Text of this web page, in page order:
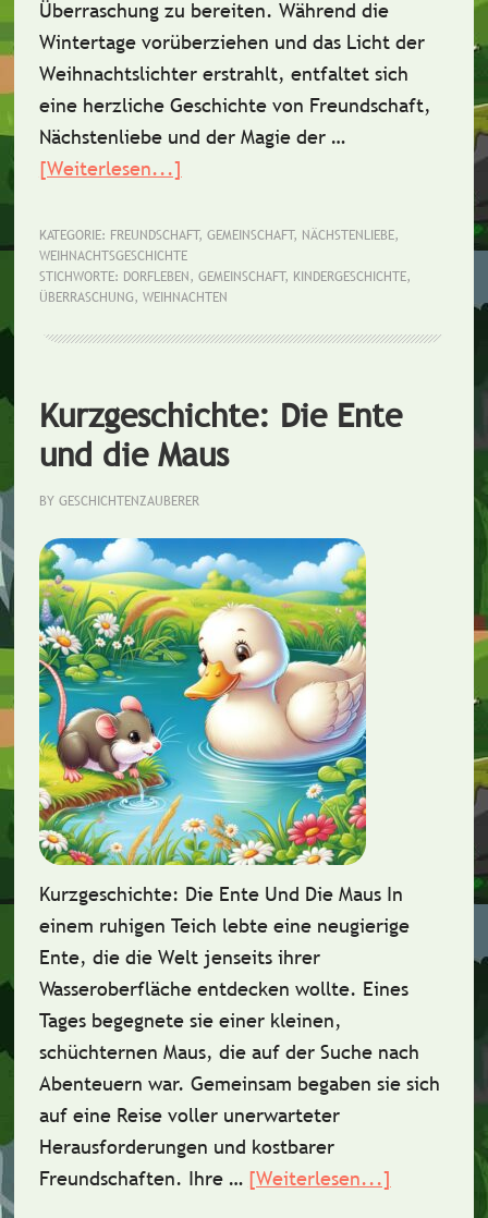
Überraschung zu bereiten. Während die
Wintertage vorüberziehen und das Licht der
Weihnachtslichter erstrahlt, entfaltet sich
eine herzliche Geschichte von Freundschaft,
Nächstenliebe und der Magie der …
[Weiterlesen...]
frohe
Weihnachtsüberraschung
KATEGORIE: FREUNDSCHAFT, GEMEINSCHAFT, NÄCHSTENLIEBE,
WEIHNACHTSGESCHICHTE
STICHWORTE: DORFLEBEN, GEMEINSCHAFT, KINDERGESCHICHTE,
ÜBERRASCHUNG, WEIHNACHTEN
Kurzgeschichte: Die Ente
und die Maus
BY GESCHICHTENZAUBERER
Kurzgeschichte: Die Ente Und Die Maus In
einem ruhigen Teich lebte eine neugierige
Ente, die die Welt jenseits ihrer
Wasseroberfläche entdecken wollte. Eines
Tages begegnete sie einer kleinen,
schüchternen Maus, die auf der Suche nach
Abenteuern war. Gemeinsam begaben sie sich
auf eine Reise voller unerwarteter
Herausforderungen und kostbarer
Freundschaften. Ihre … [Weiterlesen...]